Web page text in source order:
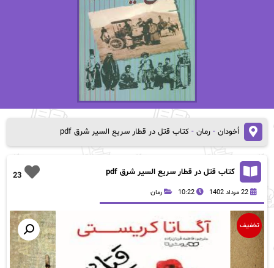
اُخودان- رمان- کتاب قتل در قطار سریع السیر شرق pdf
23 کتاب قتل در قطار سریع السیر شرق pdf
22 مرداد 1402 10:22 رمان
تخفیف